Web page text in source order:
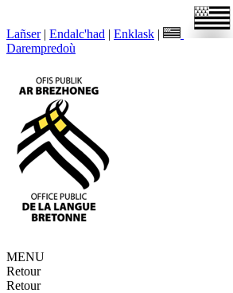
Lañser | Endalc'had | Enklask |
Darempredoù
MENU
Retour
Retour